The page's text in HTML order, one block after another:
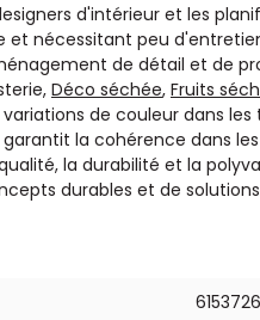
d'intérieur et les
et nécessitant peu
de détail et de
Déco séchée, Fruits
de couleur dans
la cohérence dans
la durabilité et la
durables et de